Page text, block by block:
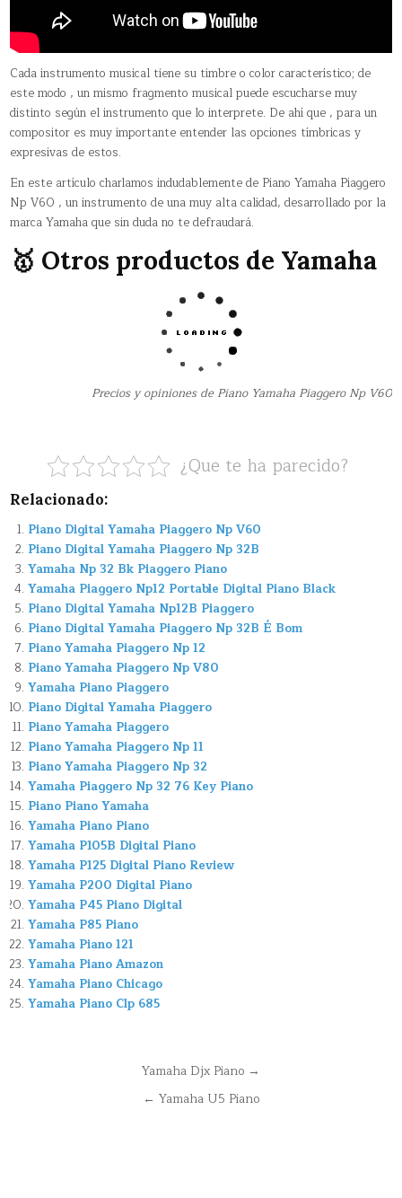
Cada instrumento musical tiene su timbre o color característico; de
este modo , un mismo fragmento musical puede escucharse muy
distinto según el instrumento que lo interprete. De ahí que , para un
compositor es muy importante entender las opciones tímbricas y
expresivas de estos.
En este artículo charlamos indudablemente de Piano Yamaha Piaggero
Np V60 , un instrumento de una muy alta calidad, desarrollado por la
marca Yamaha que sin duda no te defraudará.
🥇 Otros productos de Yamaha
Precios y opiniones de Piano Yamaha Piaggero Np V60
¿Que te ha parecido?
Relacionado:
Piano Digital Yamaha Piaggero Np V60
Piano Digital Yamaha Piaggero Np 32B
Yamaha Np 32 Bk Piaggero Piano
Yamaha Piaggero Np12 Portable Digital Piano Black
Piano Digital Yamaha Np12B Piaggero
Piano Digital Yamaha Piaggero Np 32B É Bom
Piano Yamaha Piaggero Np 12
Piano Yamaha Piaggero Np V80
Yamaha Piano Piaggero
Piano Digital Yamaha Piaggero
Piano Yamaha Piaggero
Piano Yamaha Piaggero Np 11
Piano Yamaha Piaggero Np 32
Yamaha Piaggero Np 32 76 Key Piano
Piano Piano Yamaha
Yamaha Piano Piano
Yamaha P105B Digital Piano
Yamaha P125 Digital Piano Review
Yamaha P200 Digital Piano
Yamaha P45 Piano Digital
Yamaha P85 Piano
Yamaha Piano 121
Yamaha Piano Amazon
Yamaha Piano Chicago
Yamaha Piano Clp 685
NavegaciónYamaha Djx Piano →
← Yamaha U5 Piano